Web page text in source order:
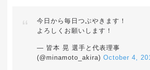
今日から毎日つぶやきます！
よろしくお願いします！
— 皆本 晃 選手と代表理事
(@minamoto_akira) October 4,